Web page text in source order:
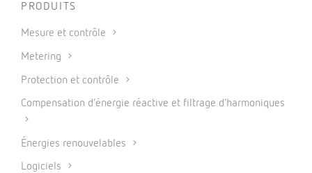
PRODUITS
Mesure et contrôle
Metering
Protection et contrôle
Compensation d’énergie réactive et filtrage d’harmoniques
Énergies renouvelables
Logiciels